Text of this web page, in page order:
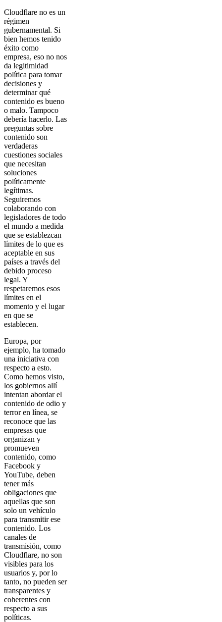
Cloudflare no es un
régimen
gubernamental. Si
bien hemos tenido
éxito como
empresa, eso no nos
da legitimidad
política para tomar
decisiones y
determinar qué
contenido es bueno
o malo. Tampoco
debería hacerlo. Las
preguntas sobre
contenido son
verdaderas
cuestiones sociales
que necesitan
soluciones
políticamente
legítimas.
Seguiremos
colaborando con
legisladores de todo
el mundo a medida
que se establezcan
límites de lo que es
aceptable en sus
países a través del
debido proceso
legal. Y
respetaremos esos
límites en el
momento y el lugar
en que se
establecen.
Europa, por
ejemplo, ha tomado
una iniciativa con
respecto a esto.
Como hemos visto,
los gobiernos allí
intentan abordar el
contenido de odio y
terror en línea, se
reconoce que las
empresas que
organizan y
promueven
contenido, como
Facebook y
YouTube, deben
tener más
obligaciones que
aquellas que son
solo un vehículo
para transmitir ese
contenido. Los
canales de
transmisión, como
Cloudflare, no son
visibles para los
usuarios y, por lo
tanto, no pueden ser
transparentes y
coherentes con
respecto a sus
políticas.